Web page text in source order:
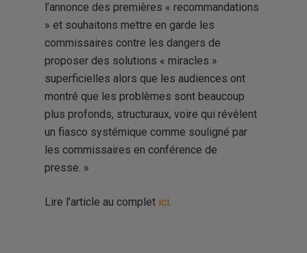
l’annonce des premières « recommandations
» et souhaitons mettre en garde les
commissaires contre les dangers de
proposer des solutions « miracles »
superficielles alors que les audiences ont
montré que les problèmes sont beaucoup
plus profonds, structuraux, voire qui révèlent
un fiasco systémique comme souligné par
les commissaires en conférence de
presse. »
Lire l’article au complet ici